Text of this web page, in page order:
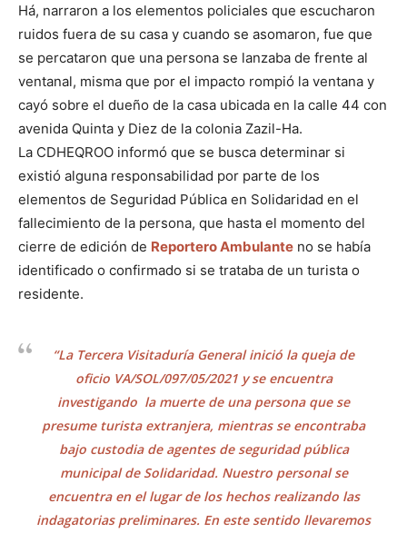
Há, narraron a los elementos policiales que escucharon
ruidos fuera de su casa y cuando se asomaron, fue que
se percataron que una persona se lanzaba de frente al
ventanal, misma que por el impacto rompió la ventana y
cayó sobre el dueño de la casa ubicada en la calle 44 con
avenida Quinta y Diez de la colonia Zazil-Ha.
La CDHEQROO informó que se busca determinar si
existió alguna responsabilidad por parte de los
elementos de Seguridad Pública en Solidaridad en el
fallecimiento de la persona, que hasta el momento del
cierre de edición de Reportero Ambulante no se había
identificado o confirmado si se trataba de un turista o
residente.
“La Tercera Visitaduría General inició la queja de
oficio VA/SOL/097/05/2021 y se encuentra
investigando la muerte de una persona que se
presume turista extranjera, mientras se encontraba
bajo custodia de agentes de seguridad pública
municipal de Solidaridad. Nuestro personal se
encuentra en el lugar de los hechos realizando las
indagatorias preliminares. En este sentido llevaremos